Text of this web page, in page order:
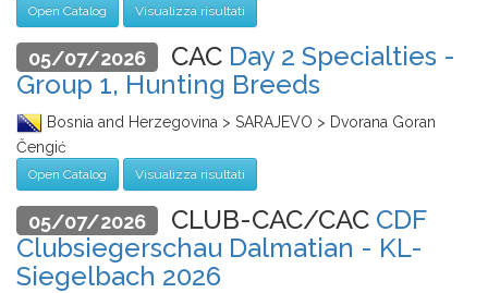
Open Catalog Visualizza risultati
05/07/2026 CAC Day 2 Specialties -
Group 1, Hunting Breeds
Bosnia and Herzegovina > SARAJEVO > Dvorana Goran
Čengić
Open Catalog Visualizza risultati
05/07/2026 CLUB-CAC/CAC CDF
Clubsiegerschau Dalmatian - KL-
Siegelbach 2026